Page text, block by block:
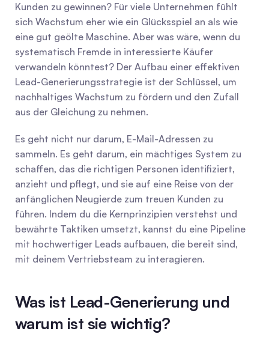
Kunden zu gewinnen? Für viele Unternehmen fühlt
sich Wachstum eher wie ein Glücksspiel an als wie
eine gut geölte Maschine. Aber was wäre, wenn du
systematisch Fremde in interessierte Käufer
verwandeln könntest? Der Aufbau einer effektiven
Lead-Generierungsstrategie ist der Schlüssel, um
nachhaltiges Wachstum zu fördern und den Zufall
aus der Gleichung zu nehmen.
Es geht nicht nur darum, E-Mail-Adressen zu
sammeln. Es geht darum, ein mächtiges System zu
schaffen, das die richtigen Personen identifiziert,
anzieht und pflegt, und sie auf eine Reise von der
anfänglichen Neugierde zum treuen Kunden zu
führen. Indem du die Kernprinzipien verstehst und
bewährte Taktiken umsetzt, kannst du eine Pipeline
mit hochwertiger Leads aufbauen, die bereit sind,
mit deinem Vertriebsteam zu interagieren.
Was ist Lead-Generierung und
warum ist sie wichtig?